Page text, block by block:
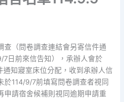
查（問卷調查連結會另寄信件通
日前來信告知），承辦人會於
知寢室床位分配，收到承辦人信
於114/9/7前填寫問卷調查者視同
申請宿舍候補則視同逾期申請重